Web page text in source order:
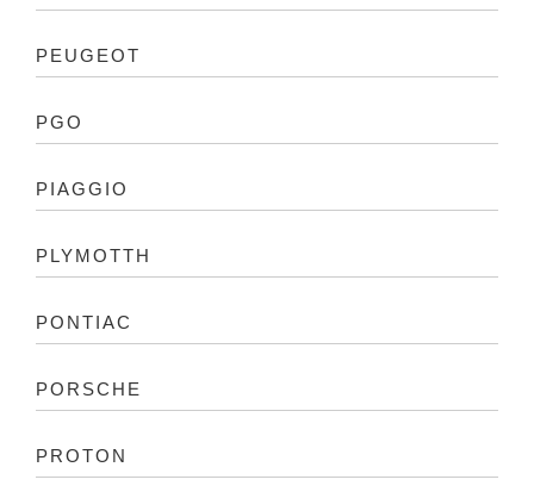
PEUGEOT
PGO
PIAGGIO
PLYMOTTH
PONTIAC
PORSCHE
PROTON